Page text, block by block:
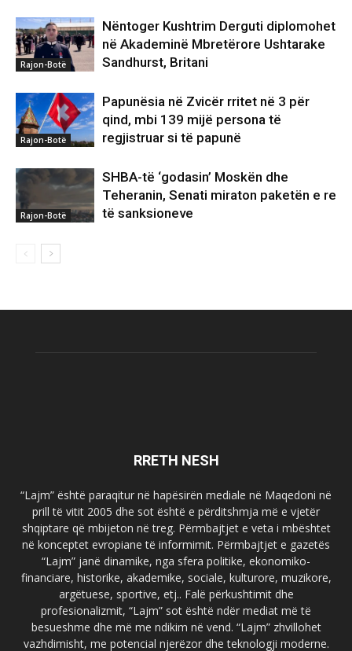
Rajon-Botë
Nëntoger Kushtrim Derguti diplomohet
në Akademinë Mbretërore Ushtarake
Sandhurst, Britani
Rajon-Botë
Papunësia në Zvicër rritet në 3 për
qind, mbi 139 mijë persona të
regjistruar si të papunë
Rajon-Botë
SHBA-të ‘godasin’ Moskën dhe
Teheranin, Senati miraton paketën e re
të sanksioneve
RRETH NESH
“Lajm” është paraqitur në hapësirën mediale në Maqedoni në
prill të vitit 2005 dhe sot është e përditshmja më e vjetër
shqiptare që mbijeton në treg. Përmbajtjet e veta i mbështet
në konceptet evropiane të informimit. Përmbajtjet e gazetës
“Lajm” janë dinamike, nga sfera politike, ekonomiko-
financiare, historike, akademike, sociale, kulturore, muzikore,
argëtuese, sportive, etj.. Falë përkushtimit dhe
profesionalizmit, “Lajm” sot është ndër mediat më të
besueshme dhe më me ndikim në vend. “Lajm” zhvillohet
vazhdimisht, me potencial njerëzor dhe teknologji moderne.